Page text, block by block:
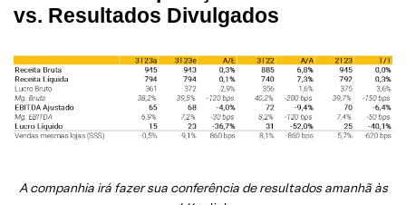
vs. Resultados Divulgados
A companhia irá fazer sua conferência de resultados amanhã às